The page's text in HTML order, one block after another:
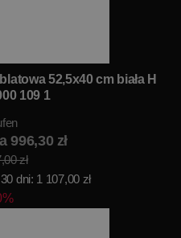
52,5x40 cm biała H
109 1
996,30 zł
zł
dni: 1 107,00 zł